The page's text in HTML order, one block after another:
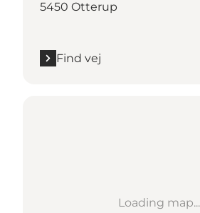
5450 Otterup
Find vej
Loading map...